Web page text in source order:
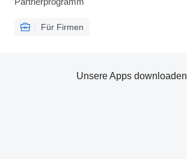
Für Firmen
Unsere Apps downloaden